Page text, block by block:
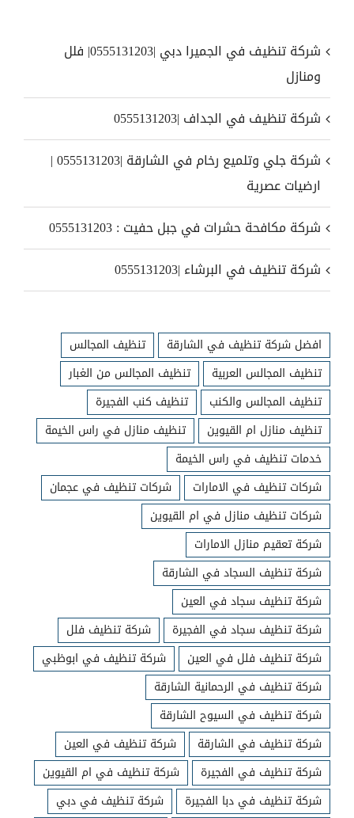
شركة تنظيف في الجميرا دبي |0555131203| فلل
ومنازل
شركة تنظيف في الجداف |0555131203
شركة جلي وتلميع رخام في الشارقة |0555131203 |
ارضيات عصرية
شركة مكافحة حشرات في جبل حفيت : 0555131203
شركة تنظيف في البرشاء |0555131203
افضل شركة تنظيف في الشارقة
تنظيف المجالس
تنظيف المجالس العربية
تنظيف المجالس من الغبار
تنظيف المجالس والكنب
تنظيف كنب الفجيرة
تنظيف منازل ام القيوين
تنظيف منازل في راس الخيمة
خدمات تنظيف في راس الخيمة
شركات تنظيف في الامارات
شركات تنظيف في عجمان
شركات تنظيف منازل في ام القيوين
شركة تعقيم منازل الامارات
شركة تنظيف السجاد في الشارقة
شركة تنظيف سجاد في العين
شركة تنظيف سجاد في الفجيرة
شركة تنظيف فلل
شركة تنظيف فلل في العين
شركة تنظيف في ابوظبي
شركة تنظيف في الرحمانية الشارقة
شركة تنظيف في السيوح الشارقة
شركة تنظيف في الشارقة
شركة تنظيف في العين
شركة تنظيف في الفجيرة
شركة تنظيف في ام القيوين
شركة تنظيف في دبا الفجيرة
شركة تنظيف في دبي